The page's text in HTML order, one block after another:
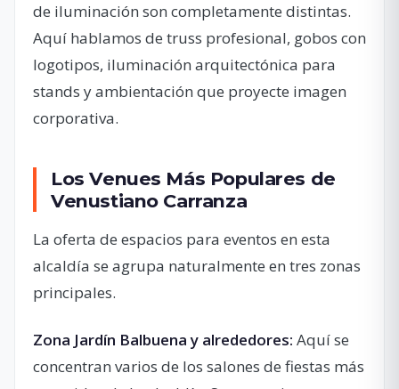
de iluminación son completamente distintas.
Aquí hablamos de truss profesional, gobos con
logotipos, iluminación arquitectónica para
stands y ambientación que proyecte imagen
corporativa.
Los Venues Más Populares de
Venustiano Carranza
La oferta de espacios para eventos en esta
alcaldía se agrupa naturalmente en tres zonas
principales.
Zona Jardín Balbuena y alrededores: Aquí se
concentran varios de los salones de fiestas más